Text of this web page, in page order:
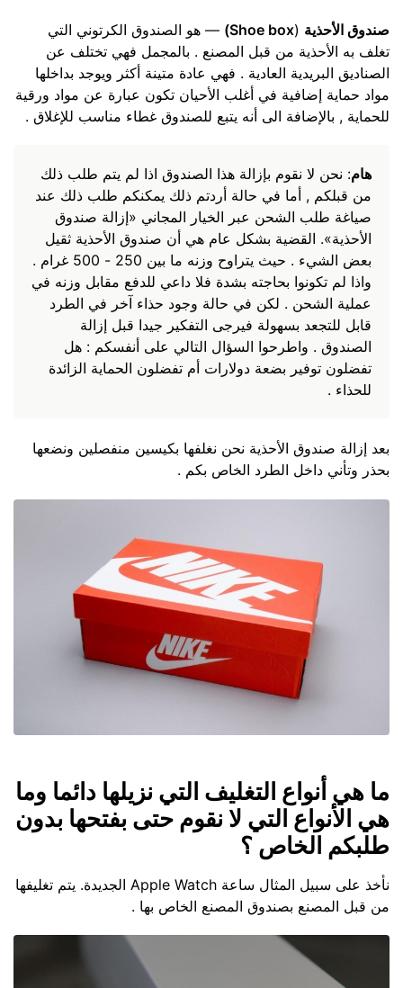
صندوق الأحذية (
Shoe box) — هو الصندوق الكرتوني التي
تغلف به الأحذية من قبل المصنع . بالمجمل فهي تختلف عن
الصناديق البريدية العادية . فهي عادة متينة أكثر ويوجد بداخلها
مواد حماية إضافية في أغلب الأحيان تكون عبارة عن مواد ورقية
للحماية , بالإضافة الى أنه يتبع للصندوق غطاء مناسب للإغلاق .
هام: نحن لا نقوم بإزالة هذا الصندوق اذا لم يتم طلب ذلك
من قبلكم , أما في حالة أردتم ذلك يمكنكم طلب ذلك عند
صياغة طلب الشحن عبر الخيار المجاني «إزالة صندوق
الأحذية». القضية بشكل عام هي أن صندوق الأحذية ثقيل
بعض الشيء . حيث يتراوح وزنه ما بين 250 - 500 غرام .
واذا لم تكونوا بحاجته بشدة فلا داعي للدفع مقابل وزنه في
عملية الشحن . لكن في حالة وجود حذاء آخر في الطرد
قابل للتجعد بسهولة فيرجى التفكير جيدا قبل إزالة
الصندوق . واطرحوا السؤال التالي على أنفسكم : هل
تفضلون توفير بضعة دولارات أم تفضلون الحماية الزائدة
للحذاء .
بعد إزالة صندوق الأحذية نحن نغلفها بكيسين منفصلين ونضعها
بحذر وتأني داخل الطرد الخاص بكم .
ما هي أنواع التغليف التي نزيلها دائما وما
هي الأنواع التي لا نقوم حتى بفتحها بدون
طلبكم الخاص ؟
نأخذ على سبيل المثال ساعة Apple Watch الجديدة. يتم تغليفها
من قبل المصنع بصندوق المصنع الخاص بها .